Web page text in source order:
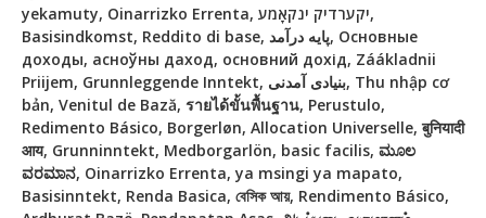
yekamuty, Oinarrizko Errenta, יקערדיק ינקאָמע,
Basisindkomst, Reddito di base, پایه درآمد, Основные
доходы, асноўны даход, основний дохід, Záákladnii
Priijem, Grunnleggende Inntekt, بنیادی آمدنی, Thu nhập cơ
bản, Venitul de Bază, รายได้ขั้นพื้นฐาน, Perustulo,
Redimento Básico, Borgerløn, Allocation Universelle, बुनियादी
आय, Grunninntekt, Medborgarlön, basic facilis, ಮೂಲ
ವರಮಾನ, Oinarrizko Errenta, ya msingi ya mapato,
Basisinntekt, Renda Basica, বেসিক আয়, Rendimento Básico,